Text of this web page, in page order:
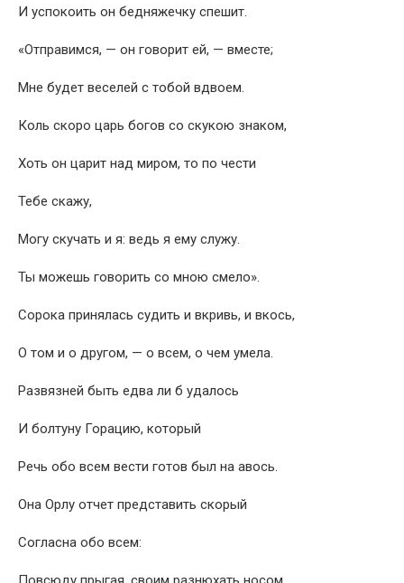
И успокоить он бедняжечку спешит.
«Отправимся, — он говорит ей, — вместе;
Мне будет веселей с тобой вдвоем.
Коль скоро царь богов со скукою знаком,
Хоть он царит над миром, то по чести
Тебе скажу,
Могу скучать и я: ведь я ему служу.
Ты можешь говорить со мною смело».
Сорока принялась судить и вкривь, и вкось,
О том и о другом, — о всем, о чем умела.
Развязней быть едва ли б удалось
И болтуну Горацию, который
Речь обо всем вести готов был на авось.
Она Орлу отчет представить скорый
Согласна обо всем: